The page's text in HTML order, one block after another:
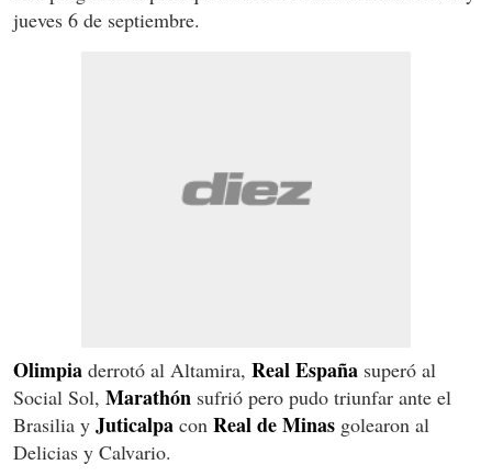
jueves 6 de septiembre.
Olimpia derrotó al Altamira, Real España superó al
Social Sol, Marathón sufrió pero pudo triunfar ante el
Brasilia y Juticalpa con Real de Minas golearon al
Delicias y Calvario.